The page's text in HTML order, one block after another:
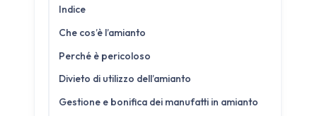
Indice
Che cos’è l’amianto
Perché è pericoloso
Divieto di utilizzo dell’amianto
Gestione e bonifica dei manufatti in amianto